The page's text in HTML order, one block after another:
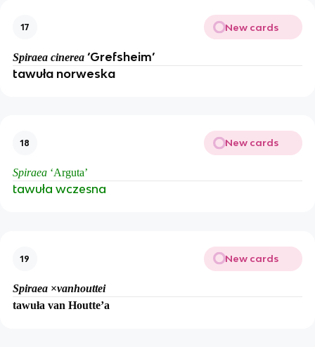
17 New cards
Spiraea cinerea ‘Grefsheim’
tawuła norweska
18 New cards
Spiraea ‘Arguta’
tawuła wczesna
19 New cards
Spiraea ×vanhouttei
tawuła van Houtte’a